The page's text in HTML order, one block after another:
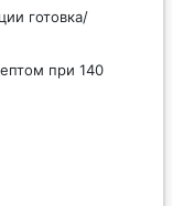
готовка/
при 140